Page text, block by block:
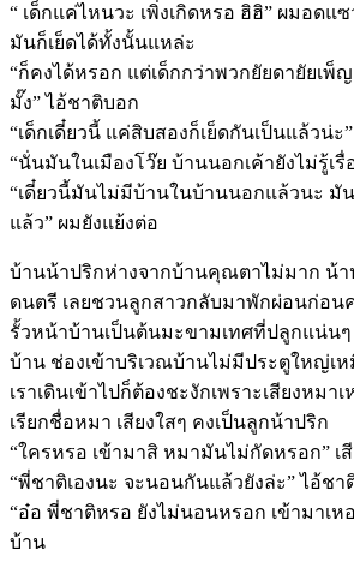
“ เด็กแค่ไหนวะ เพิ่งเกิดหรอ ฮิฮิ” ผมอดแ
มันก็เย็ดได้ทั้งนั้นแหล่ะ
“ก็คงได้หรอก แต่เด็กกว่าพวกยัยดายัยเพ็
มั๊ง” ไอ้ชาติบอก
“เด็กเดี๋ยวนี้ แค่สิบสองก็เย็ดกันเป็นแล้วน่ะ
“นั่นมันในเมืองโว๊ย บ้านนอกเค้ายังไม่รู้เรื่
“เดี๋ยวนี้มันไม่มีบ้านในบ้านนอกแล้วนะ มั
แล้ว” ผมยังแย้งต่อ
บ้านน้าปริกห่างจากบ้านคุณตาไม่มาก น้า
ดนตรี เลยชวนลูกสาวกลับมาพักผ่อนก่อน
รั้วหน้าบ้านเป็นต้นมะขามเทศที่ปลูกแน่นๆ
บ้าน ช่องเข้าบริเวณบ้านไม่มีประตูใหญ่เ
เราเดินเข้าไปก็ต้องชะงักเพราะเสียงหมา
เรียกชื่อหมา เสียงใสๆ คงเป็นลูกน้าปริก
“ใครหรอ เข้ามาสิ หมามันไม่กัดหรอก” เ
“พี่ชาติเองนะ จะนอนกันแล้วยังล่ะ” ไอ้ชา
“อ๋อ พี่ชาติหรอ ยังไม่นอนหรอก เข้ามาเห
บ้าน